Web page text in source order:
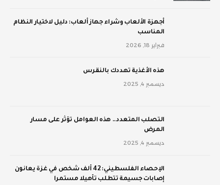
أجهزة الألعاب وشراء جهاز ألعاب: دليل لاختيار النظام
المناسب
فبراير 18, 2026
‫هذه الأغذية تهددك بالنقرس
ديسمبر 4, 2025
‫التصلب المتعدد.. هذه العوامل تؤثر على مسار
المرض
ديسمبر 4, 2025
الإحصاء الفلسطيني: 42 ألف شخص في غزة يعانون
إصابات جسيمة تتطلب تأهيلا مستمرا